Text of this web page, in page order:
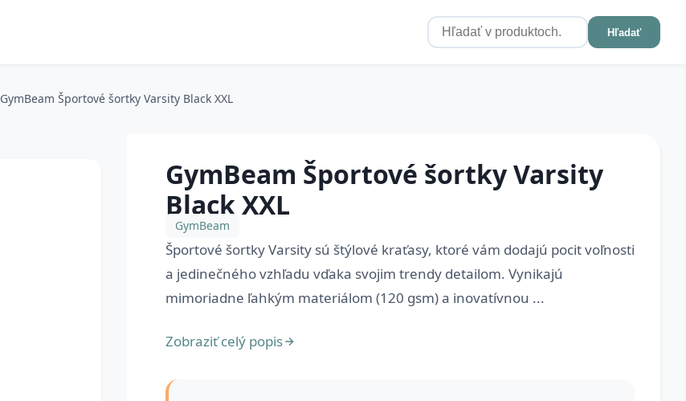
Hľadať
GymBeam Športové šortky Varsity Black XXL
GymBeam Športové šortky Varsity
Black XXL
GymBeam
Športové šortky Varsity sú štýlové kraťasy, ktoré vám dodajú pocit voľnosti
a jedinečného vzhľadu vďaka svojim trendy detailom. Vynikajú
mimoriadne ľahkým materiálom (120 gsm) a inovatívnou ...
Zobraziť celý popis